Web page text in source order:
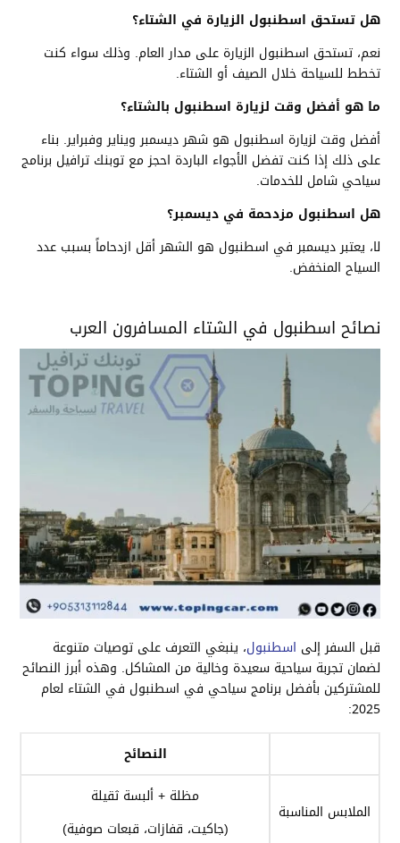
هل تستحق اسطنبول الزيارة في الشتاء؟
نعم، تستحق اسطنبول الزيارة على مدار العام. وذلك سواء كنت
تخطط للسياحة خلال الصيف أو الشتاء.
ما هو أفضل وقت لزيارة اسطنبول بالشتاء؟
أفضل وقت لزيارة اسطنبول هو شهر ديسمبر ويناير وفبراير. بناء
على ذلك إذا كنت تفضل الأجواء الباردة احجز مع توبنك ترافيل برنامج
سياحي شامل للخدمات.
هل اسطنبول مزدحمة في ديسمبر؟
لا، يعتبر ديسمبر في اسطنبول هو الشهر أقل ازدحاماً بسبب عدد
السياح المنخفض.
نصائح اسطنبول في الشتاء المسافرون العرب
قبل السفر إلى اسطنبول، ينبغي التعرف على توصيات متنوعة
لضمان تجربة سياحية سعيدة وخالية من المشاكل. وهذه أبرز النصائح
للمشتركين بأفضل برنامج سياحي في اسطنبول في الشتاء لعام
2025:
النصائح
الملابس المناسبة
مظلة + ألبسة ثقيلة
(جاكيت، قفازات، قبعات صوفية)